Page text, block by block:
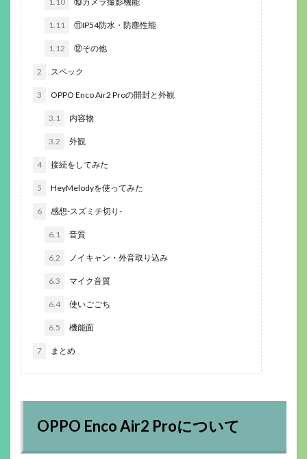
1.11 ⑪IP54防水・防塵性能
1.12 ⑫その他
2 スペック
3 OPPO Enco Air2 Proの開封と外観
3.1 内容物
3.2 外観
4 接続をしてみた
5 HeyMelodyを使ってみた
6 感想-スズミチ切り-
6.1 音質
6.2 ノイキャン・外音取り込み
6.3 マイク音質
6.4 使いごごち
6.5 機能面
7 まとめ
OPPO Enco Air2 Proについて